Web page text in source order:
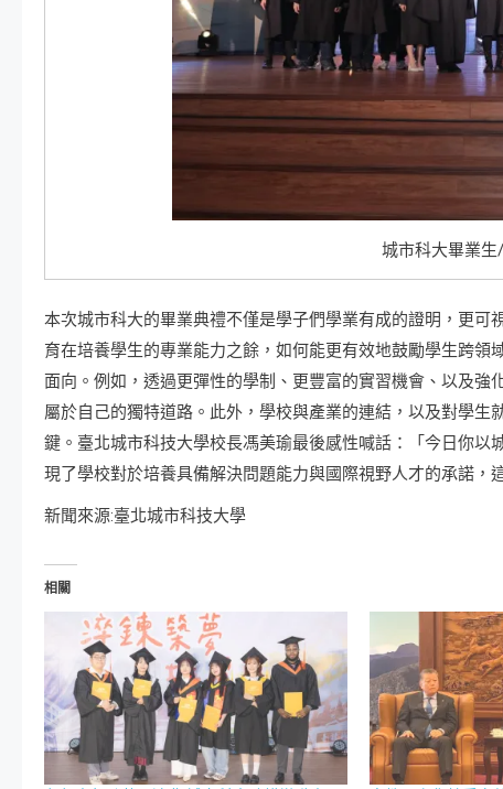
城市科大畢業
本次城市科大的畢業典禮不僅是學子們學業有成的證明，更
育在培養學生的專業能力之餘，如何能更有效地鼓勵學生跨
面向。例如，透過更彈性的學制、更豐富的實習機會、以及
屬於自己的獨特道路。此外，學校與產業的連結，以及對學
鍵。臺北城市科技大學校長馮美瑜最後感性喊話：「今日你
現了學校對於培養具備解決問題能力與國際視野人才的承諾，
新聞來源:臺北城市科技大學
相關